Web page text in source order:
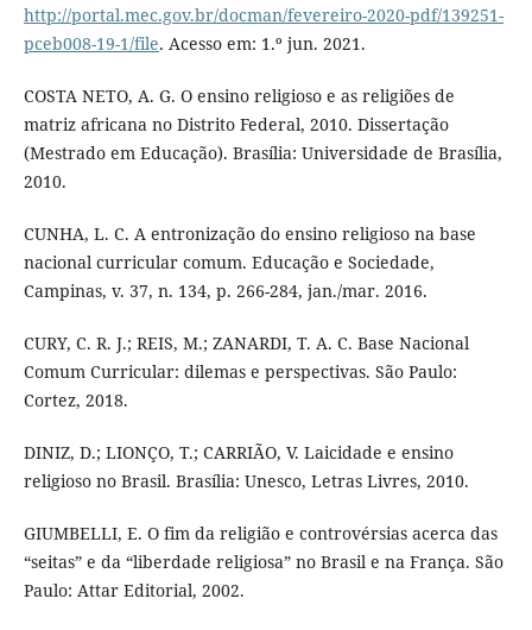
http://portal.mec.gov.br/docman/fevereiro-2020-pdf/139251-
pceb008-19-1/file. Acesso em: 1.º jun. 2021.
COSTA NETO, A. G. O ensino religioso e as religiões de
matriz africana no Distrito Federal, 2010. Dissertação
(Mestrado em Educação). Brasília: Universidade de Brasília,
2010.
CUNHA, L. C. A entronização do ensino religioso na base
nacional curricular comum. Educação e Sociedade,
Campinas, v. 37, n. 134, p. 266-284, jan./mar. 2016.
CURY, C. R. J.; REIS, M.; ZANARDI, T. A. C. Base Nacional
Comum Curricular: dilemas e perspectivas. São Paulo:
Cortez, 2018.
DINIZ, D.; LIONÇO, T.; CARRIÃO, V. Laicidade e ensino
religioso no Brasil. Brasília: Unesco, Letras Livres, 2010.
GIUMBELLI, E. O fim da religião e controvérsias acerca das
“seitas” e da “liberdade religiosa” no Brasil e na França. São
Paulo: Attar Editorial, 2002.